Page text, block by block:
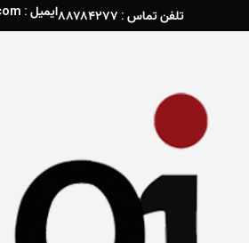
تلفن تماس : ۸۸۷۸۴۲۷۷ ایمیل : info@noieng.com